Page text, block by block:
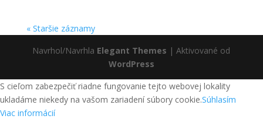
« Staršie záznamy
Navrhol/Navrhla Elegant Themes | Aktivované od
WordPress
S cieľom zabezpečiť riadne fungovanie tejto webovej lokality
ukladáme niekedy na vašom zariadení súbory cookie.Súhlasím
Viac informácií